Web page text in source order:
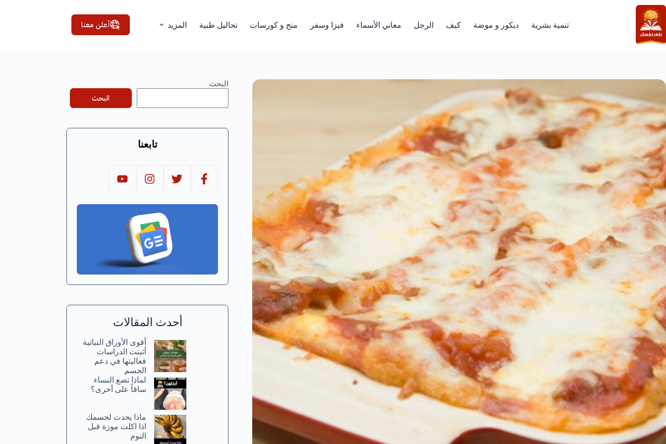
التجاوز
إلى
المحتوى
تنمية بشرية ديكور و موضة كيف الرجل معاني الأسماء فيزا وسفر منح و كورسات تحاليل طبية المزيد أعلن معنا
البحث
البحث
تابعنا
أحدث المقالات
أقوى الأوراق النباتية
أثبتت الدراسات
فعاليتها في دعم
الجسم
لماذا تضع النساء
ساقاً على أخرى؟
ماذا يحدث لجسمك
اذا اكلت موزة قبل
النوم